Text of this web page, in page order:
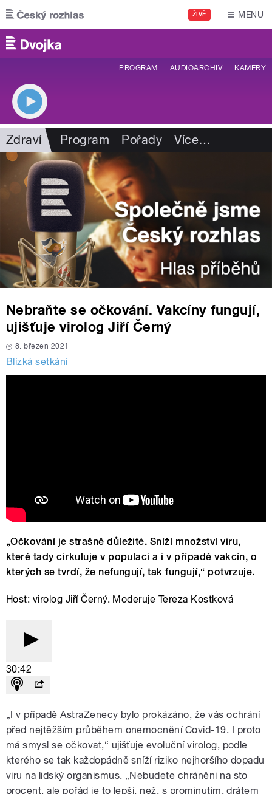
Přejít k hlavnímu obsahu
ŽIVĚ MENU
PROGRAM AUDIOARCHIV KAMERY
Zdraví Program Pořady Více…
Nebraňte se očkování. Vakcíny fungují,
ujišťuje virolog Jiří Černý
8. březen 2021
Blízká setkání
„Očkování je strašně důležité. Sníží množství viru,
které tady cirkuluje v populaci a i v případě vakcín, o
kterých se tvrdí, že nefungují, tak fungují,“ potvrzuje.
Host: virolog Jiří Černý. Moderuje Tereza Kostková
30:42
„I v případě AstraZenecy bylo prokázáno, že vás ochrání
před nejtěžším průběhem onemocnění Covid-19. I proto
má smysl se očkovat,“ ujišťuje evoluční virolog, podle
kterého se tak každopádně sníží riziko nejhoršího dopadu
viru na lidský organismus. „Nebudete chráněni na sto
procent, ale pořád je to lepší, než, s prominutím, drátem